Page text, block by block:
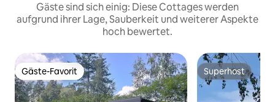
Gäste sind sich einig: Diese Cottages werden
aufgrund ihrer Lage, Sauberkeit und weiterer Aspekte
hoch bewertet.
Gäste-Favorit
Gäste-Favorit Superhost
Superhost